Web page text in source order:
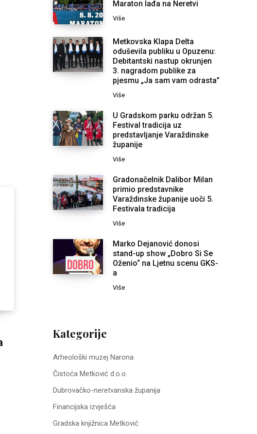
Maraton lađa na Neretvi
Više
Metkovska Klapa Delta
oduševila publiku u Opuzenu:
Debitantski nastup okrunjen
3. nagradom publike za
pjesmu „Ja sam vam odrasta”
Više
U Gradskom parku održan 5.
Festival tradicija uz
predstavljanje Varaždinske
županije
Više
Gradonačelnik Dalibor Milan
primio predstavnike
Varaždinske županije uoči 5.
Festivala tradicija
Više
Marko Dejanović donosi
stand-up show „Dobro Si Se
Oženio“ na Ljetnu scenu GKS-
a
Više
Kategorije
Arheološki muzej Narona
Čistoća Metković d.o.o.
Dubrovačko-neretvanska županija
Financijska izvješća
Gradska knjižnica Metković